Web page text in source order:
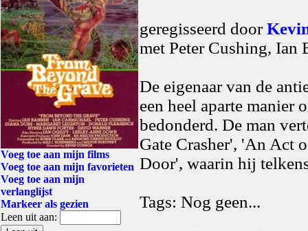
Voeg toe aan mijn films
Voeg toe aan mijn favorieten
Voeg toe aan mijn
verlanglijst
Markeer als gezien
Leen uit aan:
geregisseerd door
met Peter Cushing, Ian
De eigenaar van de
een heel aparte manier
bedonderd. De man
Gate Crasher', 'An Act
Door', waarin hij
Tags: Nog geen...